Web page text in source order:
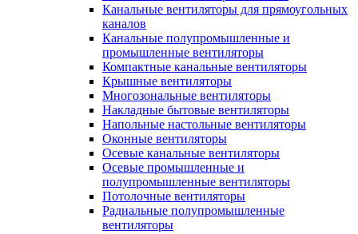
Канальные вентиляторы для прямоугольных
каналов
Канальные полупромышленные и
промышленные вентиляторы
Компактные канальные вентиляторы
Крышные вентиляторы
Многозональные вентиляторы
Накладные бытовые вентиляторы
Напольные настольные вентиляторы
Оконные вентиляторы
Осевые канальные вентиляторы
Осевые промышленные и
полупромышленные вентиляторы
Потолочные вентиляторы
Радиальные полупромышленные
вентиляторы